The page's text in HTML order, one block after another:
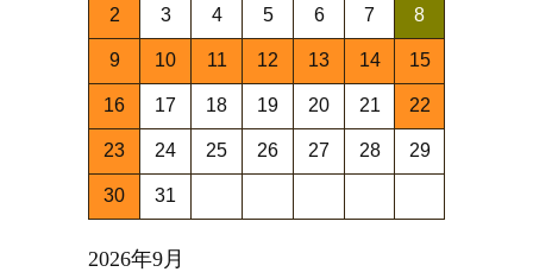
2 3 4 5 6 7 8
9 10 11 12 13 14 15
16 17 18 19 20 21 22
23 24 25 26 27 28 29
30 31
2026年9月